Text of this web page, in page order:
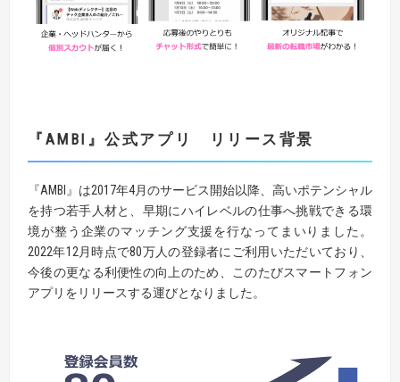
『AMBI 』公式アプリ リリース背景
『AMBI』は2017年4月のサービス開始以降、高いポテンシャル
を持つ若手人材と、早期にハイレベルの仕事へ挑戦できる環
境が整う企業のマッチング支援を行なってまいりました。
2022年12月時点で80万人の登録者にご利用いただいており、
今後の更なる利便性の向上のため、このたびスマートフォン
アプリをリリースする運びとなりました。